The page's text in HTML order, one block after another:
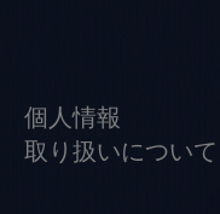
個人情報
取り扱いについて